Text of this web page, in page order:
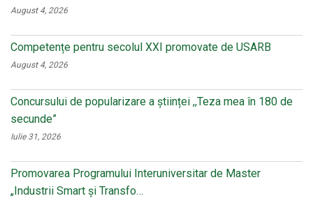
August 4, 2026
Competențe pentru secolul XXI promovate de USARB
August 4, 2026
Concursului de popularizare a științei ,,Teza mea în 180 de
secunde”
Iulie 31, 2026
Promovarea Programului Interuniversitar de Master
„Industrii Smart și Transfo…